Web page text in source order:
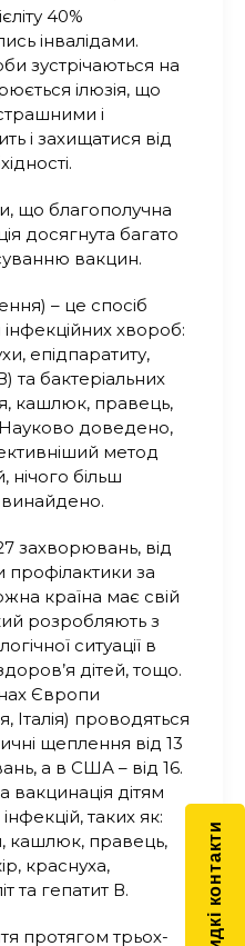
40%
інвалідами.
зустрічаються на
ілюзія, що
і
і захищатися від
що благополучна
досягнута багато
вакцин.
– це спосіб
хвороб:
епідпаратиту,
та бактеріальних
кашлюк, правець,
Науково доведено,
метод
нічого більш
захворювань, від
профілактики за
країна має свій
розробляють з
ситуації в
дітей, тощо.
Європи
Італія) проводяться
щеплення від 13
а в США – від 16.
вакцинація дітям
таких як:
кашлюк, правець,
краснуха,
та гепатит В.
протягом трьох- Швидкі контакти